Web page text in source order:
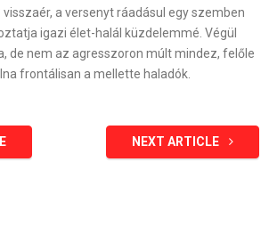
a versenyt ráadásul egy szemben
igazi élet-halál küzdelemmé. Végül
de nem az agresszoron múlt mindez, felőle
frontálisan a mellette haladók.
NEXT ARTICLE